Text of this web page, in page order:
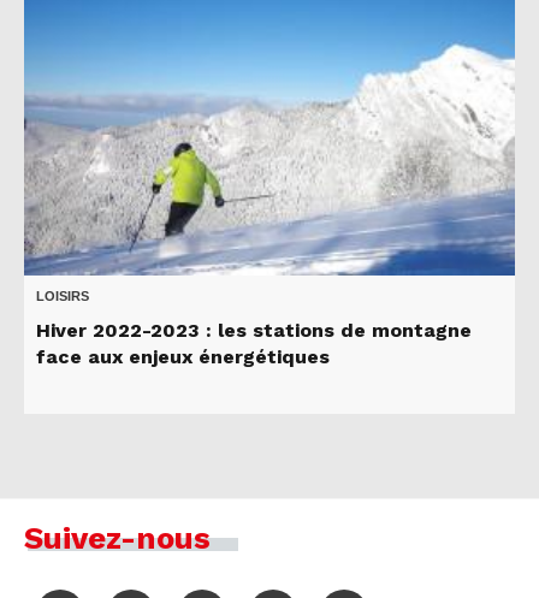
LOISIRS
Hiver 2022-2023 : les stations de montagne
face aux enjeux énergétiques
Suivez-nous